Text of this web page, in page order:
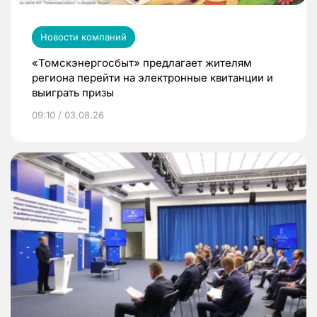
Новости компаний
«Томскэнергосбыт» предлагает жителям
региона перейти на электронные квитанции и
выиграть призы
09:10 / 03.08.26